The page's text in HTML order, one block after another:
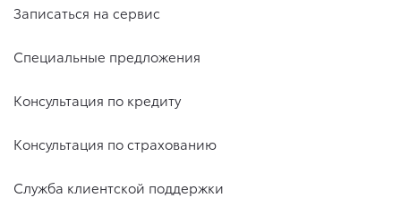
Записаться на сервис
Специальные предложения
Консультация по кредиту
Консультация по страхованию
Служба клиентской поддержки